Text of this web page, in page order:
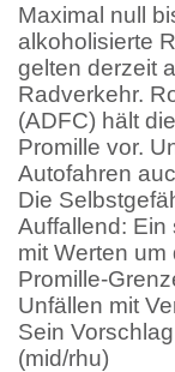
Maximal null
alkoholisierte
gelten derzeit
Radverkehr.
(ADFC) hält
Promille vor.
Autofahren
Die
Auffallend: Ein
mit Werten
Promille-
Unfällen mit
Sein
(mid/rhu)